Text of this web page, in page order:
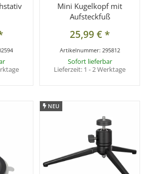
Mini Kugelkopf mit
Aufsteckfuß
25,99 €*
Artikelnummer: 295812
Sofort lieferbar
Lieferzeit: 1 - 2 Werktage
NEU
NEU